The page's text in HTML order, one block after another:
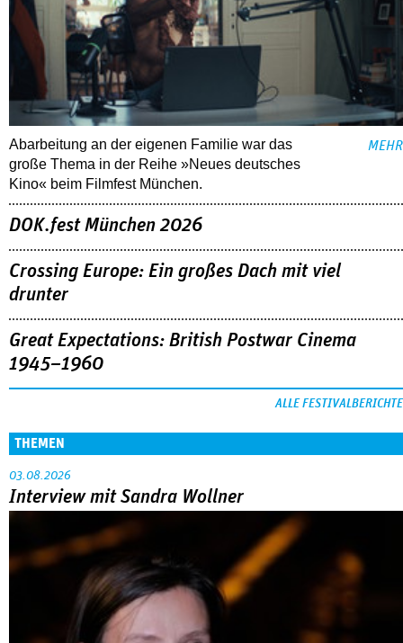
Abarbeitung an der eigenen Familie war das
große Thema in der Reihe »Neues deutsches
Kino« beim Filmfest München.
MEHR
DOK.fest München 2026
Crossing Europe: Ein großes Dach mit viel
drunter
Great Expectations: British Postwar Cinema
1945–1960
ALLE FESTIVALBERICHTE
THEMEN
03.08.2026
Interview mit Sandra Wollner